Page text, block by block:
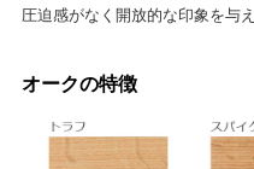
圧迫感がなく開放的な印象を与え
オークの特徴